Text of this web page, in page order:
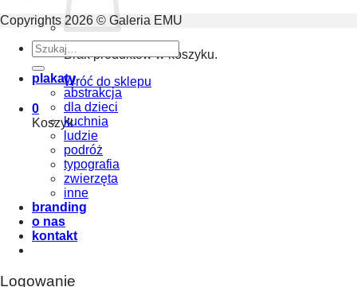
Brak produktów w koszyku.
Wróć do sklepu
0
Koszyk
Copyrights 2026 © Galeria EMU
Szukaj:
plakaty
abstrakcja
dla dzieci
kuchnia
ludzie
podróż
typografia
zwierzęta
inne
branding
o nas
kontakt
Logowanie